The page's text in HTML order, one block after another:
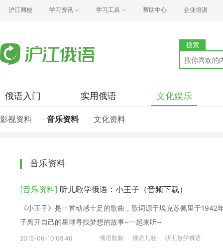
沪江网校 学习资讯 学习工具 帮助中心 企业培训
搜索
俄语入门 实用俄语 文化娱乐
影视资料 音乐资料 文化资料
音乐资料
[音乐资料] 听儿歌学俄语：小王子（音频下载）
《小王子》是一首动感十足的歌曲，歌词源于埃克苏佩里于
子离开自己的星球寻找梦想的故事~一起来听~
2015-06-10 08:46 俄语歌曲 俄语儿歌 听儿歌学俄语